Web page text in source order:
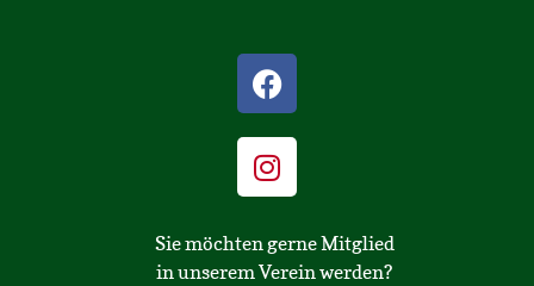
Sie möchten gerne Mitglied
in unserem Verein werden?